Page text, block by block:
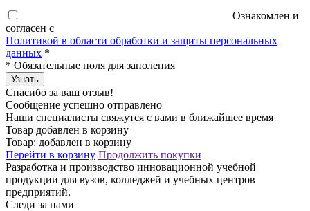
Ознакомлен и
согласен с
Политикой в области обработки и защиты персональных
данных *
* Обязательные поля для заполения
Узнать
Спасибо за ваш отзыв!
Сообщение успешно отправлено
Наши специалисты свяжутся с вами в ближайшее время
Товар добавлен в корзину
Товар: добавлен в корзину
Перейти в корзину Продолжить покупки
Разработка и производство инновационной учебной
продукции для вузов, колледжей и учебных центров
предприятий.
Следи за нами